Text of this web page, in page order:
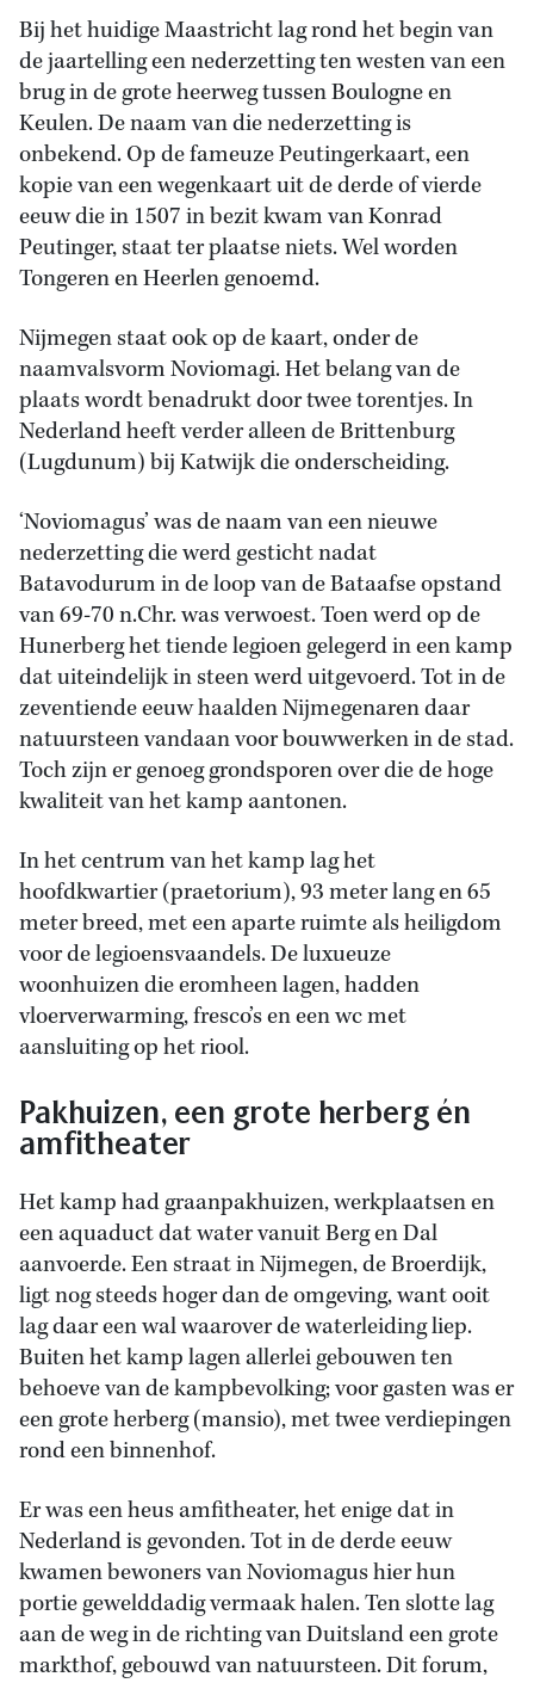
Bij het huidige Maastricht lag rond het begin van
de jaartelling een nederzetting ten westen van een
brug in de grote heerweg tussen Boulogne en
Keulen. De naam van die nederzetting is
onbekend. Op de fameuze Peutingerkaart, een
kopie van een wegenkaart uit de derde of vierde
eeuw die in 1507 in bezit kwam van Konrad
Peutinger, staat ter plaatse niets. Wel worden
Tongeren en Heerlen genoemd.
Nijmegen staat ook op de kaart, onder de
naamvalsvorm Noviomagi. Het belang van de
plaats wordt benadrukt door twee torentjes. In
Nederland heeft verder alleen de Brittenburg
(Lugdunum) bij Katwijk die onderscheiding.
‘Noviomagus’ was de naam van een nieuwe
nederzetting die werd gesticht nadat
Batavodurum in de loop van de Bataafse opstand
van 69-70 n.Chr. was verwoest. Toen werd op de
Hunerberg het tiende legioen gelegerd in een kamp
dat uiteindelijk in steen werd uitgevoerd. Tot in de
zeventiende eeuw haalden Nijmegenaren daar
natuursteen vandaan voor bouwwerken in de stad.
Toch zijn er genoeg grondsporen over die de hoge
kwaliteit van het kamp aantonen.
In het centrum van het kamp lag het
hoofdkwartier (praetorium), 93 meter lang en 65
meter breed, met een aparte ruimte als heiligdom
voor de legioensvaandels. De luxueuze
woonhuizen die eromheen lagen, hadden
vloerverwarming, fresco’s en een wc met
aansluiting op het riool.
Pakhuizen, een grote herberg én
amfitheater
Het kamp had graanpakhuizen, werkplaatsen en
een aquaduct dat water vanuit Berg en Dal
aanvoerde. Een straat in Nijmegen, de Broerdijk,
ligt nog steeds hoger dan de omgeving, want ooit
lag daar een wal waarover de waterleiding liep.
Buiten het kamp lagen allerlei gebouwen ten
behoeve van de kampbevolking; voor gasten was er
een grote herberg (mansio), met twee verdiepingen
rond een binnenhof.
Er was een heus amfitheater, het enige dat in
Nederland is gevonden. Tot in de derde eeuw
kwamen bewoners van Noviomagus hier hun
portie gewelddadig vermaak halen. Ten slotte lag
aan de weg in de richting van Duitsland een grote
markthof, gebouwd van natuursteen. Dit forum,